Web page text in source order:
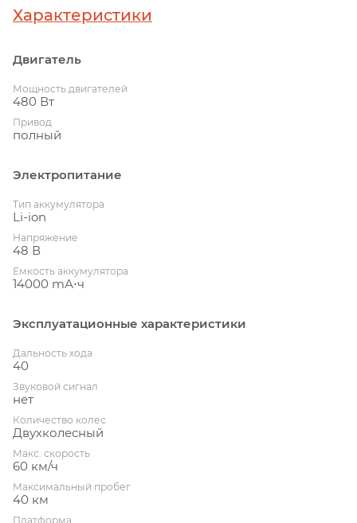
Характеристики
Двигатель
Мощность двигателей
480 Вт
Привод
полный
Электропитание
Тип аккумулятора
Li-ion
Напряжение
48 В
Емкость аккумулятора
14000 mА⋅ч
Эксплуатационные характеристики
Дальность хода
40
Звуковой сигнал
нет
Количество колес
Двухколесный
Макс. скорость
60 км/ч
Максимальный пробег
40 км
Платформа